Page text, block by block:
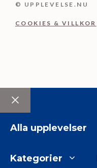
© UPPLEVELSE.NU
COOKIES & VILLKOR
Stäng
Alla upplevelser
Kategorier